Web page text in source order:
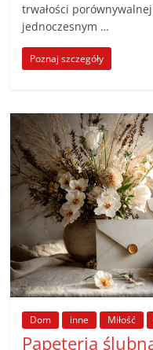
trwałości
jednoczesnym …
Poznaj szczegóły
Dom inne Miłość
Papeteria